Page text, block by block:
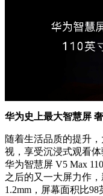
华为史上最大智慧屏
随着生活品质的提升
视，享受沉浸式观看
华为智慧屏 V5 Max
之后的又一大屏力作
1.2mm，屏幕面积比